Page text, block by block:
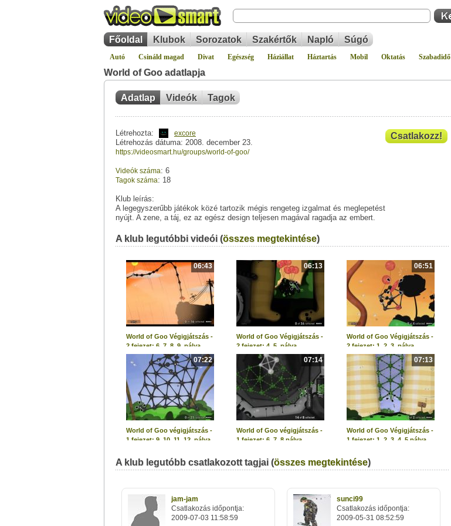
Főoldal Klubok Sorozatok Szakértők Napló Súgó
Autó Csináld magad Divat Egészség Háziállat Háztartás Mobil Oktatás Szabadidő
World of Goo adatlapja
Adatlap Videók Tagok
Létrehozta: excore
Létrehozás dátuma: 2008. december 23.
https://videosmart.hu/groups/world-of-goo/
Videók száma: 6
Tagok száma: 18
Klub leírás:
A legegyszerűbb játékok közé tartozik mégis rengeteg izgalmat és meglepetést
nyújt. A zene, a táj, ez az egész design teljesen magával ragadja az embert.
Csatlakozz!
A klub legutóbbi videói (összes megtekintése)
World of Goo Végigjátszás -
2.fejezet: 6, 7, 8, 9. pálya
06:43
World of Goo Végigjátszás -
2.fejezet: 4, 5. pálya
06:13
World of Goo Végigjátszás -
2.fejezet: 1, 2, 3. pálya
06:51
World of Goo végigjátszás -
1.fejezet: 9, 10, 11, 12. pálya
07:22
World of Goo végigjátszás -
1.fejezet: 6, 7, 8 pálya
07:14
World of Goo Végigjátszás -
1.fejezet: 1, 2, 3, 4, 5 pálya
07:13
A klub legutóbb csatlakozott tagjai (összes megtekintése)
jam-jam
Csatlakozás időpontja:
2009-07-03 11:58:59
sunci99
Csatlakozás időpontja:
2009-05-31 08:52:59